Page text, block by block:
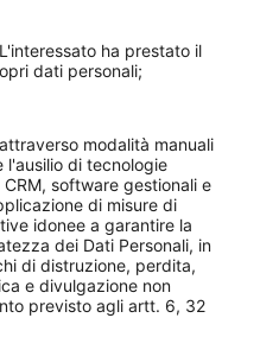
ha prestato il
dati personali;
modalità manuali
l'ausilio di tecnologie
software gestionali e
di misure di
idonee a garantire la
dei Dati Personali, in
di distruzione, perdita,
e divulgazione non
previsto agli artt. 6, 32